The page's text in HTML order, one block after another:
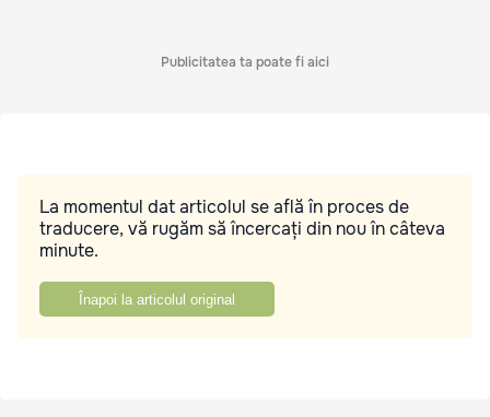
Publicitatea ta poate fi aici
La momentul dat articolul se află în proces de
traducere, vă rugăm să încercați din nou în câteva
minute.
Înapoi la articolul original